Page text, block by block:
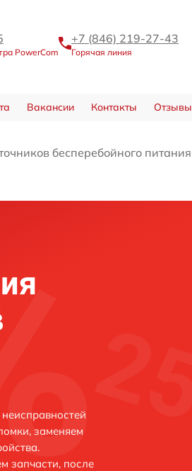
PowerCom
+7 (846) 219-27-43
Горячая линия
Вакансии Контакты Отзывы
бесперебойного питания
заменяем
запчасти, после